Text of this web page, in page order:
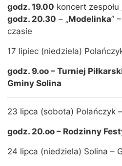
godz. 19.00 koncert zespołu
godz. 20.30 – „Modelinka”
czasie
17 lipiec (niedziela)
godz. 9.oo – Turniej
Gminy Solina
23 lipca (sobota) Polańczyk
godz. 20.oo – Rodzinny
24 lipca (niedziela) Solina –